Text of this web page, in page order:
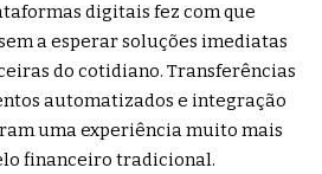
digitais fez com que
a esperar soluções imediatas
do cotidiano. Transferências
automatizados e integração
uma experiência muito mais
financeiro tradicional.